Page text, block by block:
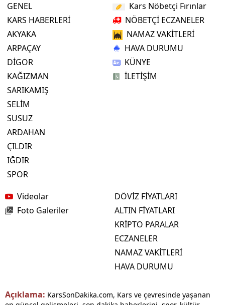
GENEL
KARS HABERLERİ
AKYAKA
ARPAÇAY
DİGOR
KAĞIZMAN
SARIKAMIŞ
SELİM
SUSUZ
ARDAHAN
ÇILDIR
IĞDIR
SPOR
Kars Nöbetçi Fırınlar
NÖBETÇİ ECZANELER
NAMAZ VAKİTLERİ
HAVA DURUMU
KÜNYE
İLETİŞİM
Videolar
Foto Galeriler
DÖVİZ FİYATLARI
ALTIN FİYATLARI
KRİPTO PARALAR
ECZANELER
NAMAZ VAKİTLERİ
HAVA DURUMU
Açıklama: KarsSonDakika.com, Kars ve çevresinde yaşanan